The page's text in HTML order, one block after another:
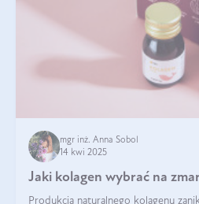
mgr inż. Anna Sobol
14 kwi 2025
Jaki kolagen wybrać na
Produkcja naturalnego kolagenu